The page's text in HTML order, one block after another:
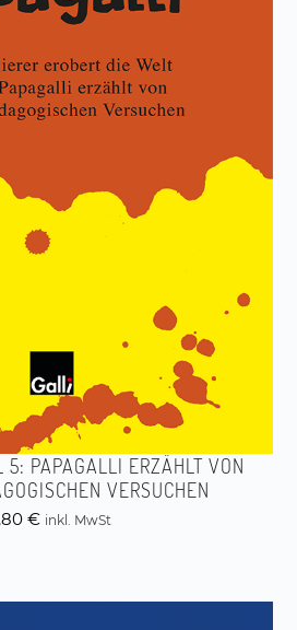
5: PAPAGALLI ERZÄHLT VON
VERSUCHEN
€ inkl. MwSt